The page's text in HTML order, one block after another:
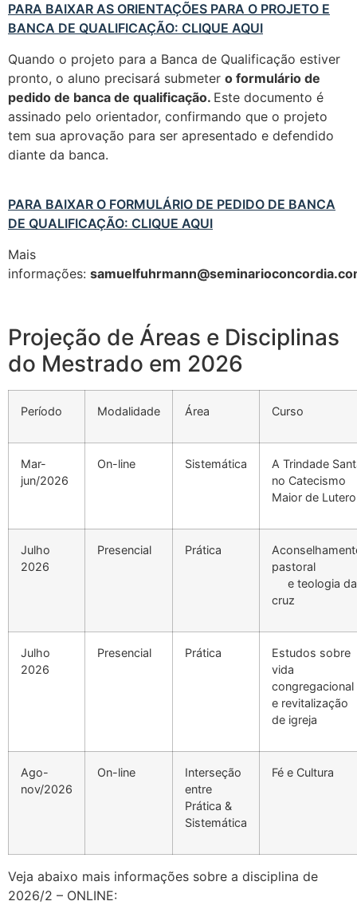
PARA BAIXAR AS ORIENTAÇÕES PARA O PROJETO E
BANCA DE QUALIFICAÇÃO: CLIQUE AQUI
Quando o projeto para a Banca de Qualificação estiver
pronto, o aluno precisará submeter o formulário de
pedido de banca de qualificação. Este documento é
assinado pelo orientador, confirmando que o projeto
tem sua aprovação para ser apresentado e defendido
diante da banca.
PARA BAIXAR O FORMULÁRIO DE PEDIDO DE BANCA
DE QUALIFICAÇÃO: CLIQUE AQUI
Mais
informações:
Projeção de Áreas e Disciplinas
do Mestrado em 2026
Período Modalidade Área Curso
Mar-
jun/2026
On-line Sistemática
A Trindade
no Catecismo
Maior de Lutero
Julho
2026
Presencial Prática
pastoral
e teologia da
cruz
Julho
2026
Presencial Prática
Estudos sobre
vida
congregacional
e revitalização
de igreja
Ago-
nov/2026
On-line
Interseção
entre
Prática &
Sistemática
Fé e Cultura
Veja abaixo mais informações sobre a disciplina de
2026/2 – ONLINE: